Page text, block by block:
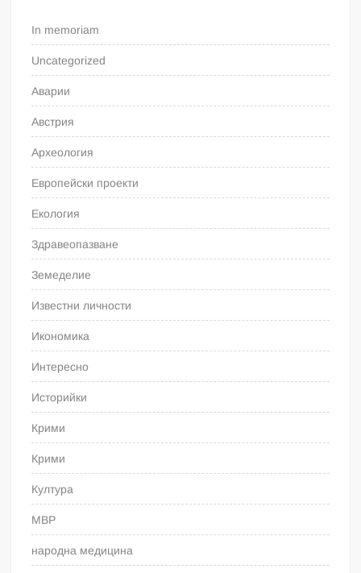
In memoriam
Uncategorized
Аварии
Австрия
Археология
Европейски проекти
Екология
Здравеопазване
Земеделие
Известни личности
Икономика
Интересно
Историйки
Крими
Крими
Култура
МВР
народна медицина